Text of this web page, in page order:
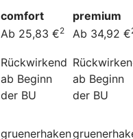
comfort
premium
Ab 25,83 €2 Ab 34,92 €
Rückwirkend
ab Beginn
der BU
ab Beginn
der BU
gruenerhaken